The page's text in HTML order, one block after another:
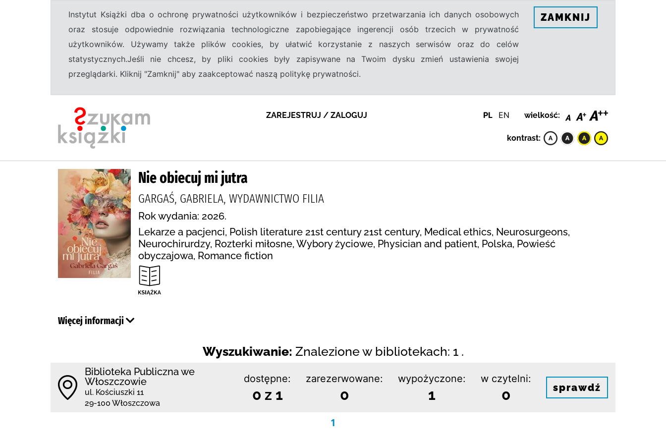
Instytut Książki dba o ochronę prywatności użytkowników i bezpieczeństwo przetwarzania ich danych osobowych
oraz stosuje odpowiednie rozwiązania technologiczne zapobiegające ingerencji osób trzecich w prywatność
użytkowników. Używamy także plików cookies, by ułatwić korzystanie z naszych serwisów oraz do celów
statystycznych.Jeśli nie chcesz, by pliki cookies były zapisywane na Twoim dysku zmień ustawienia swojej
przeglądarki. Kliknij "Zamknij" aby zaakceptować naszą politykę prywatności.
ZAMKNIJ
ZAREJESTRUJ / ZALOGUJ PL EN wielkość:
kontrast:
Nie obiecuj mi jutra
GARGAŚ, GABRIELA, WYDAWNICTWO FILIA
Rok wydania: 2026.
Lekarze a pacjenci, Polish literature 21st century 21st century, Medical ethics, Neurosurgeons,
Neurochirurdzy, Rozterki miłosne, Wybory życiowe, Physician and patient, Polska, Powieść
obyczajowa, Romance fiction
Więcej informacji
Wyszukiwanie: Znalezione w bibliotekach: 1 .
Biblioteka Publiczna we
Włoszczowie
ul. Kościuszki 11
29-100 Włoszczowa
dostępne:
0 z 1
zarezerwowane:
0
wypożyczone:
1
w czytelni:
0 sprawdź
1